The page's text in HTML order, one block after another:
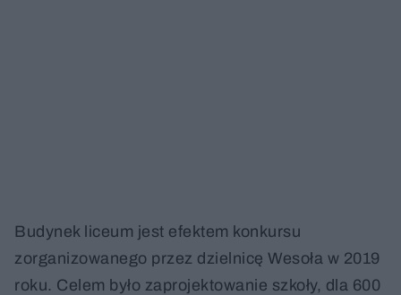
Budynek liceum jest efektem konkursu
zorganizowanego przez dzielnicę Wesoła w 2019
roku. Celem było zaprojektowanie szkoły, dla 600